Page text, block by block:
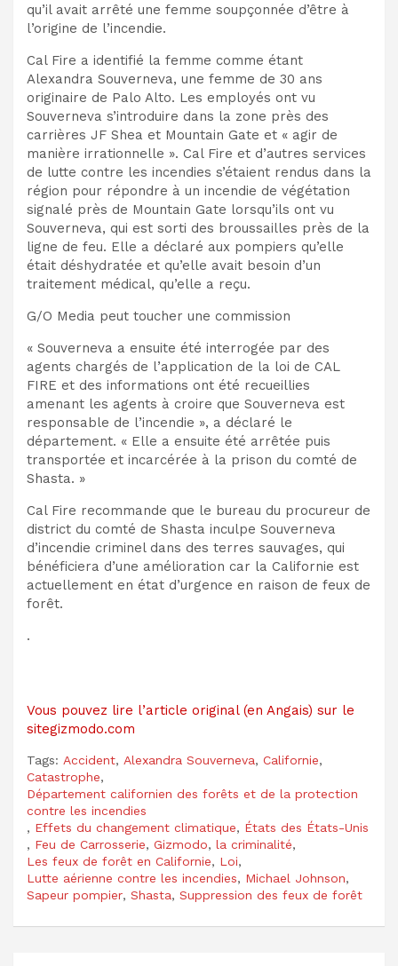
qu’il avait arrêté une femme soupçonnée d’être à
l’origine de l’incendie.
Cal Fire a identifié la femme comme étant
Alexandra Souverneva, une femme de 30 ans
originaire de Palo Alto. Les employés ont vu
Souverneva s’introduire dans la zone près des
carrières JF Shea et Mountain Gate et « agir de
manière irrationnelle ». Cal Fire et d’autres services
de lutte contre les incendies s’étaient rendus dans la
région pour répondre à un incendie de végétation
signalé près de Mountain Gate lorsqu’ils ont vu
Souverneva, qui est sorti des broussailles près de la
ligne de feu. Elle a déclaré aux pompiers qu’elle
était déshydratée et qu’elle avait besoin d’un
traitement médical, qu’elle a reçu.
G/O Media peut toucher une commission
« Souverneva a ensuite été interrogée par des
agents chargés de l’application de la loi de CAL
FIRE et des informations ont été recueillies
amenant les agents à croire que Souverneva est
responsable de l’incendie », a déclaré le
département. « Elle a ensuite été arrêtée puis
transportée et incarcérée à la prison du comté de
Shasta. »
Cal Fire recommande que le bureau du procureur de
district du comté de Shasta inculpe Souverneva
d’incendie criminel dans des terres sauvages, qui
bénéficiera d’une amélioration car la Californie est
actuellement en état d’urgence en raison de feux de
forêt.
.
Vous pouvez lire l’article original (en Angais) sur le
sitegizmodo.com
Tags: Accident, Alexandra Souverneva, Californie,
Catastrophe,
Département californien des forêts et de la protection
contre les incendies
, Effets du changement climatique, États des États-Unis
, Feu de Carrosserie, Gizmodo, la criminalité,
Les feux de forêt en Californie, Loi,
Lutte aérienne contre les incendies, Michael Johnson,
Sapeur pompier, Shasta, Suppression des feux de forêt